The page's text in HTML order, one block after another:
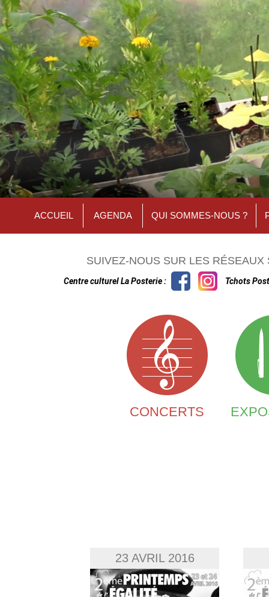
ACCUEIL AGENDA QUI SOMMES-NOUS ?
SUIVEZ-NOUS SUR LES RÉSEAUX
Centre culturel La Posterie : Tchots
CONCERTS
23 AVRIL 2016